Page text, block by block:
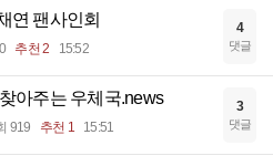
연 팬사인회
추천 2 15:52
4
댓글
아주는 우체국.news
919 추천 1 15:51
3
댓글